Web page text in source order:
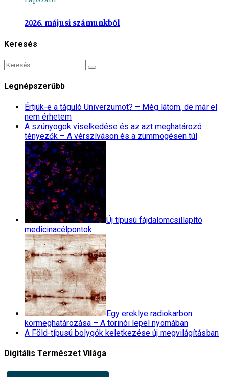
2026. májusi számunkból
Keresés
Legnépszerűbb
Értjük-e a táguló Univerzumot? – Még látom, de már el
nem érhetem
A szúnyogok viselkedése és az azt meghatározó
tényezők – A vérszíváson és a zümmögésen túl
Új típusú fájdalomcsillapító
medicinacélpontok
Egy ereklye radiokarbon
kormeghatározása – A torinói lepel nyomában
A Föld-típusú bolygók keletkezése új megvilágításban
Digitális Természet Világa